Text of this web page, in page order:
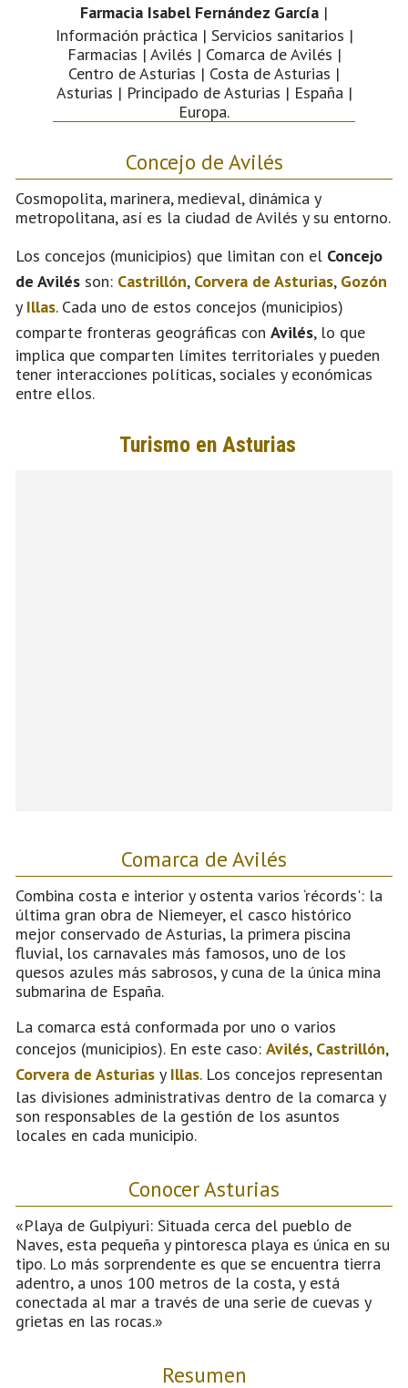
Farmacia Isabel Fernández García |
Información práctica | Servicios sanitarios |
Farmacias | Avilés | Comarca de Avilés |
Centro de Asturias | Costa de Asturias |
Asturias | Principado de Asturias | España |
Europa.
Concejo de Avilés
Cosmopolita, marinera, medieval, dinámica y
metropolitana, así es la ciudad de Avilés y su entorno.
Los concejos (municipios) que limitan con el Concejo
de Avilés son: Castrillón, Corvera de Asturias, Gozón
y Illas. Cada uno de estos concejos (municipios)
comparte fronteras geográficas con Avilés, lo que
implica que comparten límites territoriales y pueden
tener interacciones políticas, sociales y económicas
entre ellos.
Comarca de Avilés
Combina costa e interior y ostenta varios ‘récords': la
última gran obra de Niemeyer, el casco histórico
mejor conservado de Asturias, la primera piscina
fluvial, los carnavales más famosos, uno de los
quesos azules más sabrosos, y cuna de la única mina
submarina de España.
La comarca está conformada por uno o varios
concejos (municipios). En este caso: Avilés, Castrillón,
Corvera de Asturias y Illas. Los concejos representan
las divisiones administrativas dentro de la comarca y
son responsables de la gestión de los asuntos
locales en cada municipio.
Conocer Asturias
«Playa de Gulpiyuri: Situada cerca del pueblo de
Naves, esta pequeña y pintoresca playa es única en su
tipo. Lo más sorprendente es que se encuentra tierra
adentro, a unos 100 metros de la costa, y está
conectada al mar a través de una serie de cuevas y
grietas en las rocas.»
Resumen